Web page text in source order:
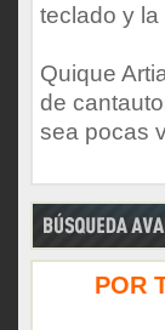
teclado y
Quique
de
sea pocas
POR